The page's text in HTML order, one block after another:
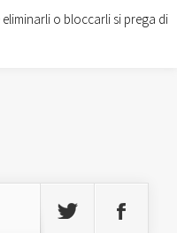
o bloccarli si prega di